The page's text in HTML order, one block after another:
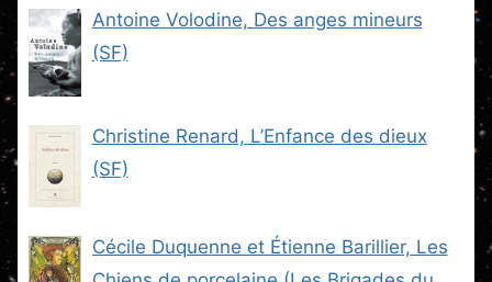
Antoine Volodine, Des anges mineurs
(SF)
Christine Renard, L’Enfance des dieux
(SF)
Cécile Duquenne et Étienne Barillier, Les